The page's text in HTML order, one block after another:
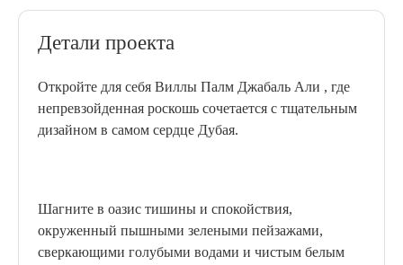
Детали проекта
Откройте для себя Виллы Палм Джабаль Али , где
непревзойденная роскошь сочетается с тщательным
дизайном в самом сердце Дубая.
Шагните в оазис тишины и спокойствия,
окруженный пышными зелеными пейзажами,
сверкающими голубыми водами и чистым белым